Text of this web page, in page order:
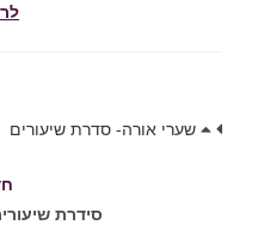
שערי אורה- סדרת שיעורים
סידרת